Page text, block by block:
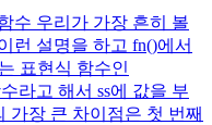
수 우리가 가장 흔히 볼
런 설명을 하고 fn()에서
표현식 함수인
라고 해서 ss에 값을 부
가장 큰 차이점은 첫 번째